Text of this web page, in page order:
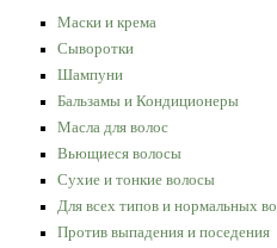
Маски и крема
Сыворотки
Шампуни
Бальзамы и Кондиционеры
Масла для волос
Вьющиеся волосы
Сухие и тонкие волосы
Для всех типов и нормальных
Против выпадения и поседения